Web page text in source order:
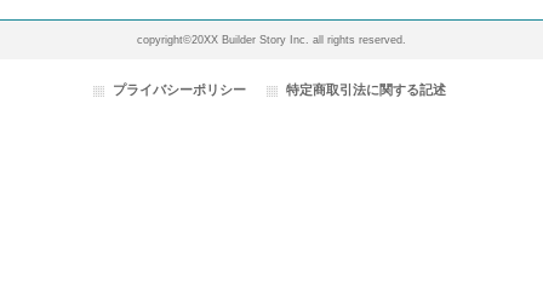
copyright©20XX Builder Story Inc. all rights reserved.
プライバシーポリシー 特定商取引法に関する記述